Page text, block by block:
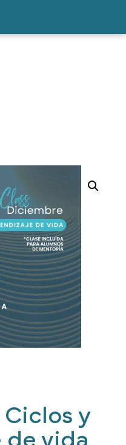
y
de vida